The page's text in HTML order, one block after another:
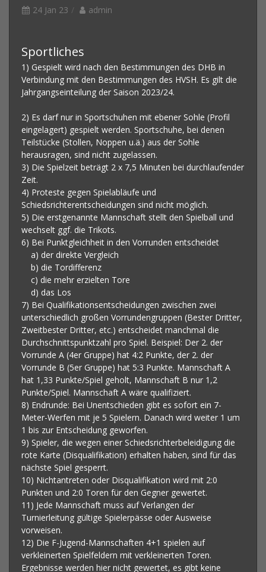
24 Jan 23 admin
Sportliches
1) Gespielt wird nach den Bestimmungen des DHB in
Verbindung mit den Bestimmungen des HVSH. Es gilt die
Jahrgangseinteilung der Saison 2023/24.
2) Es darf nur in Sportschuhen mit ebener Sohle (Profil
eingelagert) gespielt werden. Sportschuhe, bei denen
Teilstücke (Stollen, Noppen u.ä.) aus der Sohle
herausragen, sind nicht zugelassen.
3) Die Spielzeit beträgt 2 x 7,5 Minuten bei durchlaufender
Zeit.
4) Proteste gegen Spielabläufe und
Schiedsrichterentscheidungen sind nicht möglich.
5) Die erstgenannte Mannschaft stellt den Spielball und
wechselt ggf. die Trikots.
6) Bei Punktgleichheit in den Vorrunden entscheidet
a) der direkte Vergleich
b) die Tordifferenz
c) die mehr erzielten Tore
d) das Los
7) Bei Qualifikationsentscheidungen zwischen zwei
unterschiedlich großen Vorrundengruppen (Bester Dritter,
Zweitbester Dritter, etc.) entscheidet manchmal die
Durchschnittspunktzahl pro Spiel. Beispiel: Der 2. der
Vorrunde A (4er Gruppe) hat 4:2 Punkte, der 2. der
Vorrunde B (5er Gruppe) hat 5:3 Punkte. Mannschaft A
hat 1,33 Punkte/Spiel geholt, Mannschaft B nur 1,2
Punkte/Spiel. Mannschaft A wäre qualifiziert.
8) Endrunde: Bei Unentschieden gibt es sofort ein 7-
Meter-Werfen mit je 5 Spielern. Danach wird weiter 1 um
1 bis zur Entscheidung geworfen.
9) Spieler, die wegen einer Schiedsrichterbeleidigung die
rote Karte (Disqualifikation) erhalten haben, sind für das
nächste Spiel gesperrt.
10) Nichtantreten oder Disqualifikation wird mit 2:0
Punkten und 2:0 Toren für den Gegner gewertet.
11) Jede Mannschaft muss auf Verlangen der
Turnierleitung gültige Spielerpässe oder Ausweise
vorweisen.
12) Die F-Jugend-Mannschaften 4+1 spielen auf
verkleinerten Spielfeldern mit verkleinerten Toren.
Ergebnisse werden hier nicht gewertet, es gibt keine